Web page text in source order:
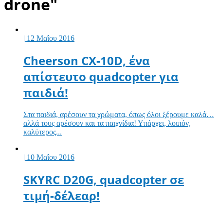
drone"
| 12 Μαΐου 2016
Cheerson CX-10D, ένα
απίστευτο quadcopter για
παιδιά!
Στα παιδιά, αρέσουν τα χρώματα, όπως όλοι ξέρουμε καλά…
αλλά τους αρέσουν και τα παιχνίδια! Υπάρχει, λοιπόν,
καλύτερος...
| 10 Μαΐου 2016
SKYRC D20G, quadcopter σε
τιμή-δέλεαρ!